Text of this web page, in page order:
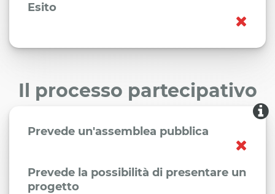
Esito
Il processo partecipativo
Prevede un'assemblea pubblica
Prevede la possibilità di presentare un
progetto